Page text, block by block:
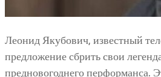
Леонид Якубович, известный
предложение сбрить свои
предновогоднего перформанса.